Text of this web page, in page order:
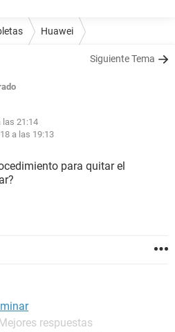
Huawei
Siguiente Tema
las 21:14
a las 19:13
para quitar el
respuestas